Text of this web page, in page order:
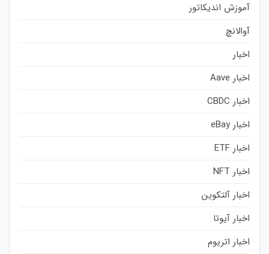
آموزش اندیکاتور
آوالانچ
اخبار
اخبار Aave
اخبار CBDC
اخبار eBay
اخبار ETF
اخبار NFT
اخبار آلتکوین
اخبار آیوتا
اخبار اتریوم